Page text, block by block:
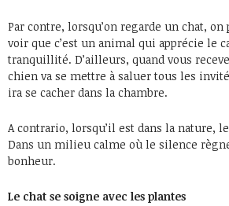
Par contre, lorsqu’on regarde un chat,
voir que c’est un animal qui apprécie le
tranquillité. D’ailleurs, quand vous
chien va se mettre à saluer tous les
ira se cacher dans la chambre.
A contrario, lorsqu’il est dans la nature,
Dans un milieu calme où le silence
bonheur.
Le chat se soigne avec les plantes